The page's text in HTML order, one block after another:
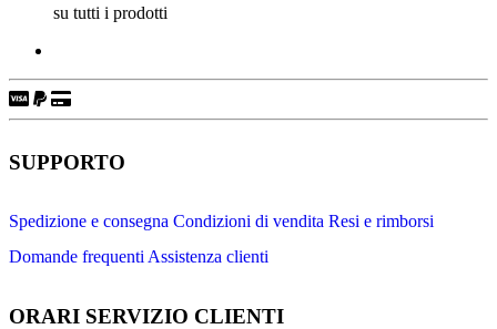
su tutti i prodotti
SUPPORTO
Spedizione e consegna Condizioni di vendita Resi e rimborsi
Domande frequenti Assistenza clienti
ORARI SERVIZIO CLIENTI